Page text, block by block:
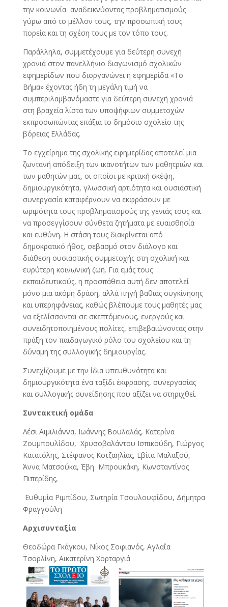
την κοινωνία αναδεικνύοντας προβληματισμούς
γύρω από το μέλλον τους, την προσωπική τους
πορεία και τη σχέση τους με τον τόπο τους.
Παράλληλα, συμμετέχουμε για δεύτερη συνεχή
χρονιά στον πανελλήνιο διαγωνισμό σχολικών
εφημερίδων που διοργανώνει η εφημερίδα «Το
Βήμα» έχοντας ήδη τη μεγάλη τιμή να
συμπεριλαμβανόμαστε για δεύτερη συνεχή χρονιά
στη βραχεία λίστα των υποψήφιων συμμετοχών
εκπροσωπώντας επάξια το δημόσιο σχολείο της
βόρειας Ελλάδας.
Το εγχείρημα της σχολικής εφημερίδας αποτελεί μια
ζωντανή απόδειξη των ικανοτήτων των μαθητριών και
των μαθητών μας, οι οποίοι με κριτική σκέψη,
δημιουργικότητα, γλωσσική αρτιότητα και ουσιαστική
συνεργασία καταφέρνουν να εκφράσουν με
ωριμότητα τους προβληματισμούς της γενιάς τους και
να προσεγγίσουν σύνθετα ζητήματα με ευαισθησία
και ευθύνη. Η στάση τους διακρίνεται από
δημοκρατικό ήθος, σεβασμό στον διάλογο και
διάθεση ουσιαστικής συμμετοχής στη σχολική και
ευρύτερη κοινωνική ζωή. Για εμάς τους
εκπαιδευτικούς, η προσπάθεια αυτή δεν αποτελεί
μόνο μια ακόμη δράση, αλλά πηγή βαθιάς συγκίνησης
και υπερηφάνειας, καθώς βλέπουμε τους μαθητές μας
να εξελίσσονται σε σκεπτόμενους, ενεργούς και
συνειδητοποιημένους πολίτες, επιβεβαιώνοντας στην
πράξη τον παιδαγωγικό ρόλο του σχολείου και τη
δύναμη της συλλογικής δημιουργίας.
Συνεχίζουμε με την ίδια υπευθυνότητα και
δημιουργικότητα ένα ταξίδι έκφρασης, συνεργασίας
και συλλογικής συνείδησης που αξίζει να στηριχθεί.
Συντακτική ομάδα
Λέσι Αιμιλιάννα, Ιωάννης Βουλαλάς, Κατερίνα
Ζουμπουλίδου, Χρυσοβαλάντου Ισπικούδη, Γιώργος
Κατατόλης, Στέφανος Κοτζαηλίας, Εβίτα Μαλαξού,
Άννα Ματσούκα, Έβη Μπρουκάκη, Κωνσταντίνος
Πιπερίδης,
Ευθυμία Ριμπίδου, Σωτηρία Τσουλουφίδου, Δήμητρα
Φραγγούλη
Αρχισυνταξία
Θεοδώρα Γκάγκου, Νίκος Σοφιανός, Αγλαΐα
Τσορλίνη, Αικατερίνη Χορταργιά